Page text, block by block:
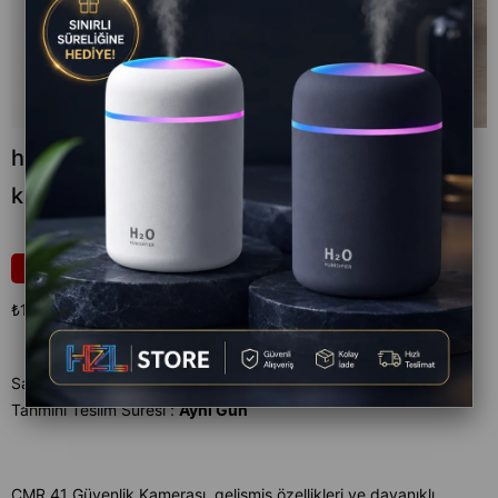
hareket sensorlu gece goruslu guvenlık
kamerası
10 ₺1.333,00 ₺1.199,70
₺1.199,70 `den başlayan taksitlerle
Satıcı : HZL STORE
Tahmini Teslim Süresi : Aynı Gün
CMR 41 Güvenlik Kamerası, gelişmiş özellikleri ve dayanıklı